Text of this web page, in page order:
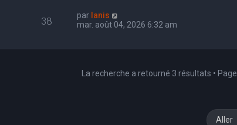
38 par Ianis
mar. août 04, 2026 6:32 am
La recherche a retourné 3 résultats • Page
Aller